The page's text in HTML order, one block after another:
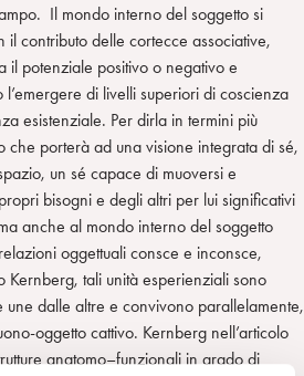
Il mondo interno del soggetto si
il contributo delle cortecce associative,
il potenziale positivo o negativo e
di livelli superiori di coscienza
esistenziale. Per dirla in termini più
che porterà ad una visione integrata di sé,
un sé capace di muoversi e
bisogni e degli altri per lui significativi
anche al mondo interno del soggetto
oggettuali consce e inconsce,
Kernberg, tali unità esperienziali sono
une dalle altre e convivono parallelamente,
oggetto cattivo. Kernberg nell’articolo
anatomo–funzionali in grado di